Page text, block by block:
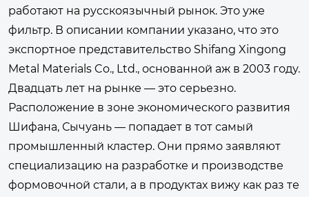
работают на русскоязычный рынок. Это уже
фильтр. В описании компании указано, что это
экспортное представительство Shifang Xingong
Metal Materials Co., Ltd., основанной аж в 2003 году.
Двадцать лет на рынке — это серьезно.
Расположение в зоне экономического развития
Шифана, Сычуань — попадает в тот самый
промышленный кластер. Они прямо заявляют
специализацию на разработке и производстве
формовочной стали, а в продуктах вижу как раз те